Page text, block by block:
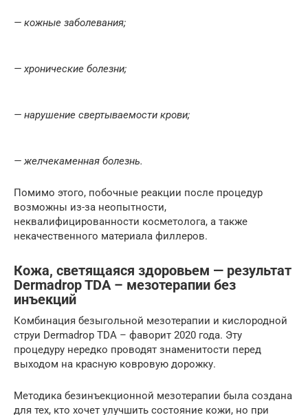
— кожные заболевания;
— хронические болезни;
— нарушение свертываемости крови;
— желчекаменная болезнь.
Помимо этого, побочные реакции после процедур
возможны из-за неопытности,
неквалифицированности косметолога, а также
некачественного материала филлеров.
Кожа, светящаяся здоровьем — результат
Dermadrop TDA – мезотерапии без
инъекций
Комбинация безыгольной мезотерапии и кислородной
струи Dermadrop TDA – фаворит 2020 года. Эту
процедуру нередко проводят знаменитости перед
выходом на красную ковровую дорожку.
Методика безинъекционной мезотерапии была создана
для тех, кто хочет улучшить состояние кожи, но при